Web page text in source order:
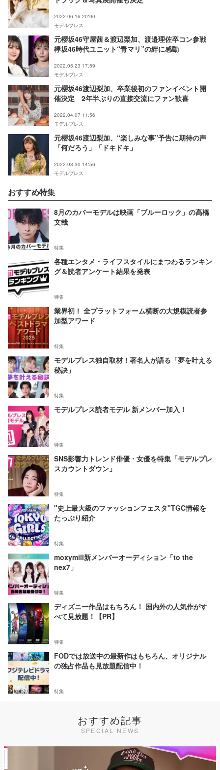
2022.06.16 20:00
モデルプレス
元櫻坂46守屋茜＆渡辺梨加、渡邉理佐卒コン参戦
欅坂46時代ユニット“青マリ”の絆に感動
2022.05.23 17:59
モデルプレス
元櫻坂46渡辺梨加、卒業後初のファンイベント開
催決定 2年半ぶりの直接交流にファン歓喜
2022.04.07 11:56
モデルプレス
元櫻坂46渡辺梨加、“楽しみな事”予告に期待の声
「何だろう」「ドキドキ」
2022.03.30 14:56
モデルプレス
おすすめ特集
8月のカバーモデルは映画「ブルーロック」の高橋
文哉
特集
各種エンタメ・ライフスタイルにまつわるランキン
グ＆読者アンケート結果を発表
特集
業界初！ 全プラットフォーム横断の大規模読者参
加型アワード
特集
モデルプレス独自取材！著名人が語る「夢を叶える
秘訣」
特集
モデルプレス読者モデル 新メンバー加入！
特集
SNS影響力トレンド俳優・女優を特集「モデルプレ
スカウントダウン」
特集
"史上最大級のファッションフェスタ"TGC情報を
たっぷり紹介
特集
moxymill新メンバーオーディション「to the
nex7」
特集
ディズニー作品はもちろん！ 国内外の人気作がす
べて見放題！【PR】
特集
FODでは放送中の最新作はもちろん、オリジナル
の独占作品も見放題配信中！
特集
おすすめ記事
SPECIAL NEWS